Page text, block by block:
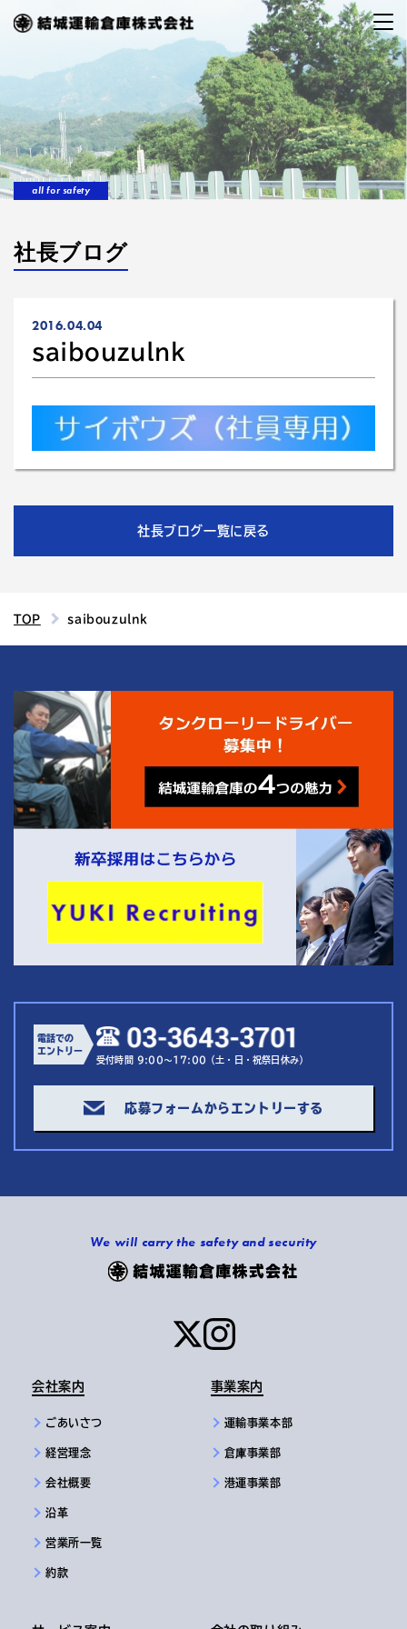
all for safety
社長ブログ
2016.04.04
saibouzulnk
社長ブログ一覧に戻る
TOP saibouzulnk
結城運輸倉庫の 4
電話での
エントリー
受付時間 9:00～17:00（土・日・祝祭日休み）
応募フォームからエントリーする
We will carry the safety and security
会社案内
ごあいさつ
経営理念
会社概要
沿革
営業所一覧
約款
事業案内
運輸事業本部
倉庫事業部
港運事業部